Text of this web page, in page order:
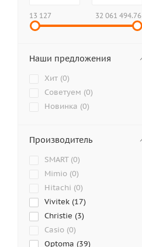
13 127 32 061 494.76
Наши предложения
Хит (0)
Советуем (0)
Новинка (0)
Производитель
SMART (0)
Mimio (0)
Hitachi (0)
Vivitek (17)
Christie (3)
Casio (0)
Optoma (39)